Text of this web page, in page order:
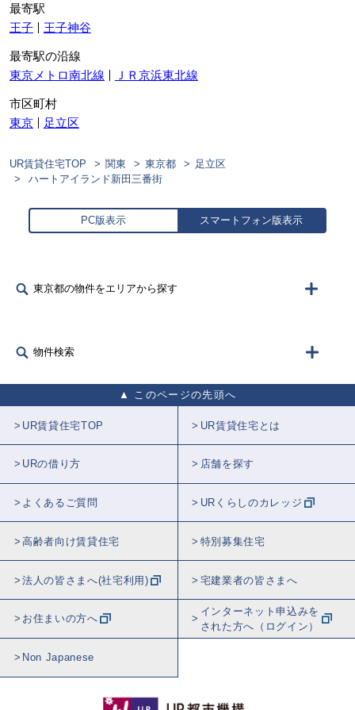
最寄駅
王子
王子神谷
最寄駅の沿線
東京メトロ南北線
ＪＲ京浜東北線
市区町村
東京
足立区
UR賃貸住宅TOP 関東 東京都
足立区
ハートアイランド新田三番街
PC版表示 スマートフォン版表示
東京都の物件をエリアから探す
物件検索
このページの先頭へ
UR賃貸住宅TOP UR賃貸住宅とは
URの借り方 店舗を探す
よくあるご質問 URくらしのカレッジ
高齢者向け賃貸住宅 特別募集住宅
法人の皆さまへ(社宅利用) 宅建業者の皆さまへ
お住まいの方へ
インターネット申込みを
された方へ（ログイン）
Non Japanese